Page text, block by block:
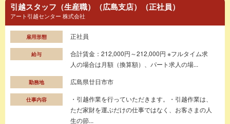
引越スタッフ（生産職）（広島支店）（正社員）
アート引越センター 株式会社
雇用形態 正社員
給与
合計賃金：212,000円～212,000円 ※フルタイム求
人の場合は月額（換算額）、パート求人の場...
勤務地 広島県廿日市市
仕事内容
・引越作業を行っていただきます。・引越作業は、
ただ家財を運ぶだけの仕事ではなく、お客さまの人
生の節...